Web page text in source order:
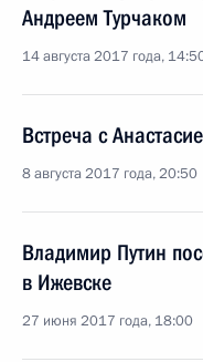
Андреем Турчаком
14 августа 2017 года,
Встреча с
8 августа 2017 года, 20:50
Владимир Путин
в Ижевске
27 июня 2017 года, 18:00